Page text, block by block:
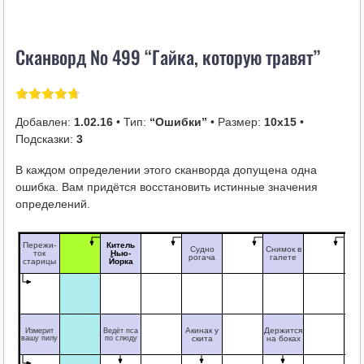
i
Сканворд № 499 “Гайка, которую травят”
Добавлен: 1.02.16• Тип: “Ошибки” • Размер: 10х15•
Подсказки: 3
В каждом определении этого сканворда допущена одна
ошибка. Вам придётся восстановить истинные значения
определений.
Пережи-
ток
старицы
Китель
Нью-
Йорка
Судно
рогача
Снимок в
галете
Измерит
вашу пилу
Ведёт пса
по слюду
Акинак у
скита
Держится
на боках